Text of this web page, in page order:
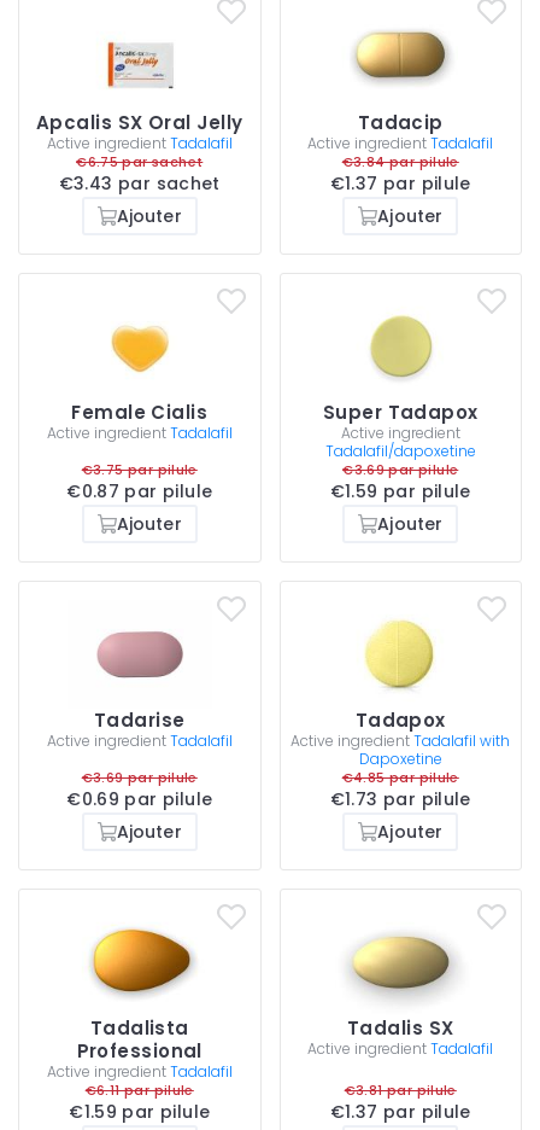
Apcalis SX Oral Jelly
Active ingredientTadalafil
€6.75 par sachet
€3.43 par sachet
Ajouter
Tadacip
Active ingredientTadalafil
€3.84 par pilule
€1.37 par pilule
Ajouter
Female Cialis
Active ingredientTadalafil
€3.75 par pilule
€0.87 par pilule
Ajouter
Super Tadapox
Active ingredient
Tadalafil/dapoxetine
€3.69 par pilule
€1.59 par pilule
Ajouter
Tadarise
Active ingredientTadalafil
€3.69 par pilule
€0.69 par pilule
Ajouter
Tadapox
Active ingredientTadalafil with
Dapoxetine
€4.85 par pilule
€1.73 par pilule
Ajouter
Tadalista
Professional
Active ingredientTadalafil
€6.11 par pilule
€1.59 par pilule
Tadalis SX
Active ingredientTadalafil
€3.81 par pilule
€1.37 par pilule